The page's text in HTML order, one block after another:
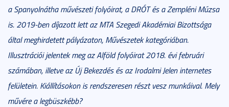
a Spanyolnátha művészeti folyóirat, a DRÓT és a Zempléni Múzsa
is. 2019-ben díjazott lett az MTA Szegedi Akadémiai Bizottsága
által meghirdetett pályázaton, Művészetek kategóriában.
Illusztrációi jelentek meg az Alföld folyóirat 2018. évi februári
számában, illetve az Új Bekezdés és az Irodalmi Jelen internetes
felületein. Kiállításokon is rendszeresen részt vesz munkáival. Mely
művére a legbüszkébb?